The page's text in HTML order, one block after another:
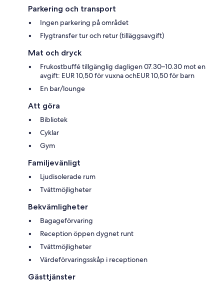
Parkering och transport
Ingen parkering på området
Flygtransfer tur och retur (tilläggsavgift)
Mat och dryck
Frukostbuffé tillgänglig dagligen 07.30–10.30 mot en
avgift: EUR 10,50 för vuxna ochEUR 10,50 för barn
En bar/lounge
Att göra
Bibliotek
Cyklar
Gym
Familjevänligt
Ljudisolerade rum
Tvättmöjligheter
Bekvämligheter
Bagageförvaring
Reception öppen dygnet runt
Tvättmöjligheter
Värdeförvaringsskåp i receptionen
Gästtjänster